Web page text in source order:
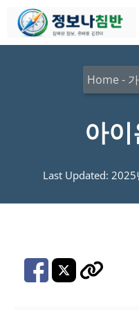
Home -
아
Last Updated: